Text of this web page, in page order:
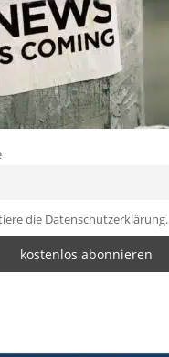
die Datenschutzerklärung.